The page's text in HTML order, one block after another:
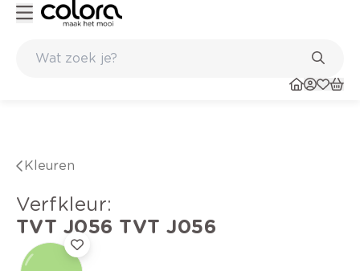
Kleuren
verfkleur:
TVT J056 TVT J056